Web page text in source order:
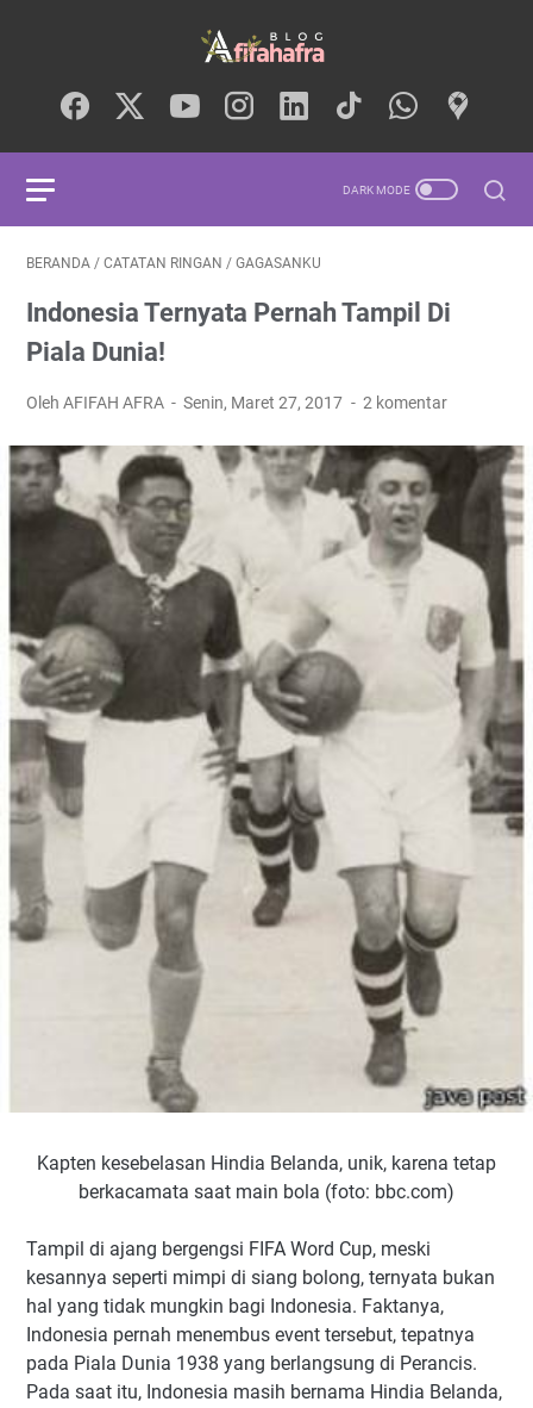
BERANDA / CATATAN RINGAN / GAGASANKU
Indonesia Ternyata Pernah Tampil Di
Piala Dunia!
Oleh AFIFAH AFRA Senin, Maret 27, 2017 2 komentar
Kapten kesebelasan Hindia Belanda, unik, karena tetap
berkacamata saat main bola (foto: bbc.com)
Tampil di ajang bergengsi FIFA Word Cup, meski
kesannya seperti mimpi di siang bolong, ternyata bukan
hal yang tidak mungkin bagi Indonesia. Faktanya,
Indonesia pernah menembus event tersebut, tepatnya
pada Piala Dunia 1938 yang berlangsung di Perancis.
Pada saat itu, Indonesia masih bernama Hindia Belanda,